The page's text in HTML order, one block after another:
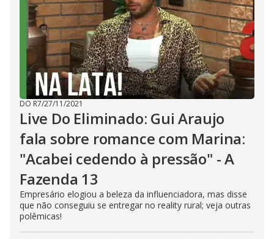
DO R7/27/11/2021
Live Do Eliminado: Gui Araujo
fala sobre romance com Marina:
"Acabei cedendo à pressão" - A
Fazenda 13
Empresário elogiou a beleza da influenciadora, mas disse
que não conseguiu se entregar no reality rural; veja outras
polêmicas!